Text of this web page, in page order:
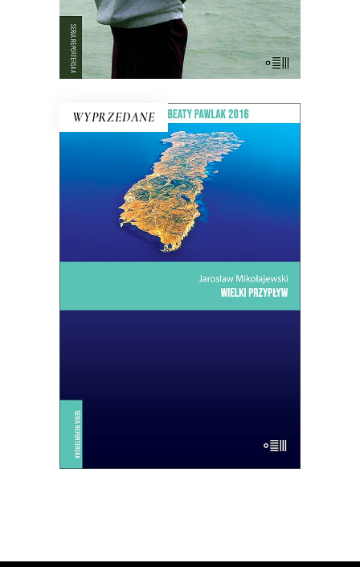
WYPRZEDANE
WIELKI PRZYPŁYW
Mikołajewski z czułością i delikatnością
kreśli reporterski portret wyspy –
przedsionka Ziemi Obiecanej
uchodźców. Lampedusa jest kroplą:
skupiają się w niej jak w soczewce